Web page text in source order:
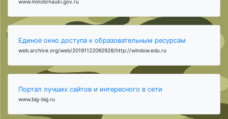
www.minobrnauki.gov.ru
Единое окно доступа к образовательным ресурсам
web.archive.org/web/20191122092928/http://window.edu.ru
Портал лучших сайтов и интересного в сети
www.big-big.ru